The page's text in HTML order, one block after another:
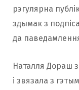
рэгулярна
здымак з
да
Наталля Дораш
і звязала з